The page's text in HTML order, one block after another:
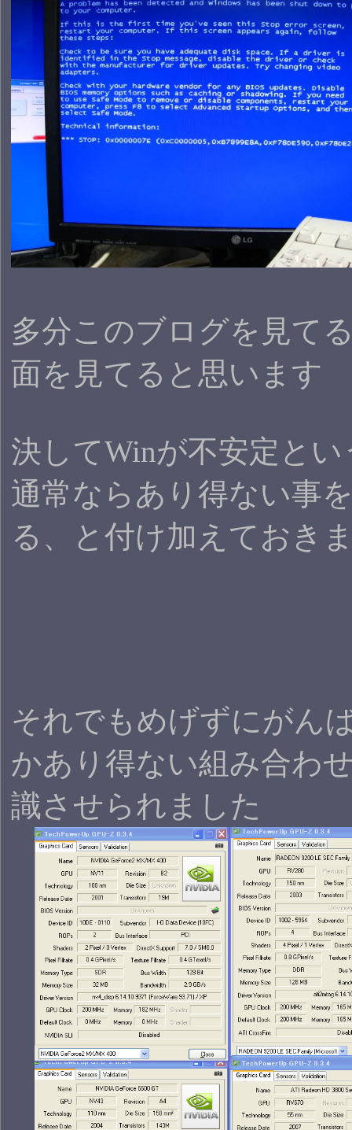
多分このブログを見て
面を見てると思います
決してWinが不安定と
通常ならあり得ない事
る、と付け加えておき
それでもめげずにがん
かあり得ない組み合わ
識させられました